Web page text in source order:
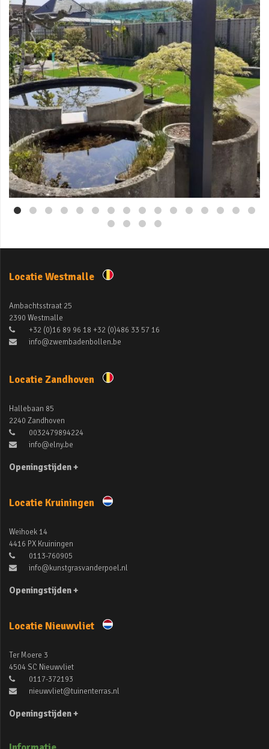
Mei 3
Locatie Westmalle
Ambachtsstraat 25
2390 Westmalle
+32 (0)16 89 96 18 +32 (0)486 33 57 16
info@zwembadenbollen.be
Locatie Zandhoven
Hallebaan 85
2240 Zandhoven
0032479894224
info@elny.be
Openingstijden +
Locatie Kruiningen
Weihoek 14
4416 PX Kruiningen
0113-760905
info@kunstgrasvanderpoel.nl
Openingstijden +
Locatie Nieuwvliet
Ter Moere 3
4504 SC Nieuwvliet
0117-372193
nieuwvliet@tuinenterras.nl
Openingstijden +